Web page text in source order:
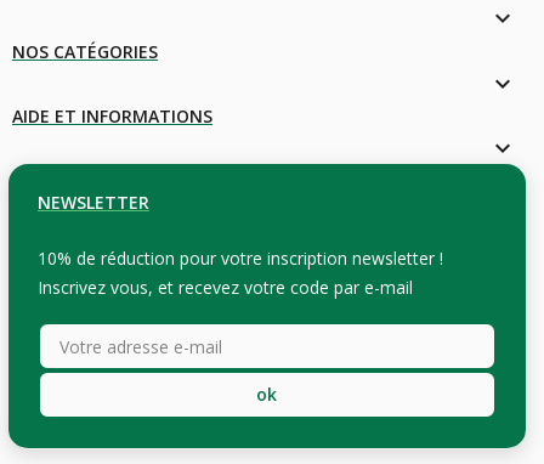
keyboard_arrow_down
NOS CATÉGORIES

AIDE ET INFORMATIONS

NEWSLETTER
10% de réduction pour votre inscription newsletter !
Inscrivez vous, et recevez votre code par e-mail